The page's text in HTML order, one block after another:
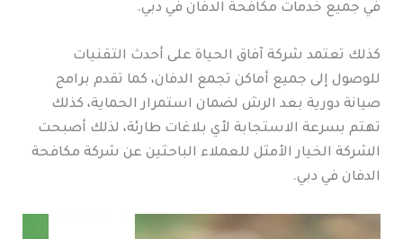
في جميع خدمات مكافحة الدفان في دبي.
كذلك تعتمد شركة آفاق الحياة على أحدث التقنيات
للوصول إلى جميع أماكن تجمع الدفان، كما تقدم برامج
صيانة دورية بعد الرش لضمان استمرار الحماية، كذلك
تهتم بسرعة الاستجابة لأي بلاغات طارئة، لذلك أصبحت
الشركة الخيار الأمثل للعملاء الباحثين عن شركة مكافحة
الدفان في دبي.